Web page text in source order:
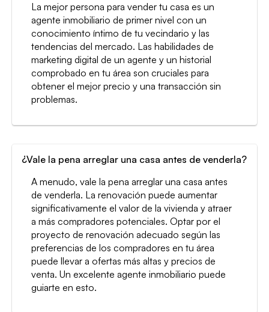
La mejor persona para vender tu casa es un
agente inmobiliario de primer nivel con un
conocimiento íntimo de tu vecindario y las
tendencias del mercado. Las habilidades de
marketing digital de un agente y un historial
comprobado en tu área son cruciales para
obtener el mejor precio y una transacción sin
problemas.
¿Vale la pena arreglar una casa antes de venderla?
A menudo, vale la pena arreglar una casa antes
de venderla. La renovación puede aumentar
significativamente el valor de la vivienda y atraer
a más compradores potenciales. Optar por el
proyecto de renovación adecuado según las
preferencias de los compradores en tu área
puede llevar a ofertas más altas y precios de
venta. Un excelente agente inmobiliario puede
guiarte en esto.